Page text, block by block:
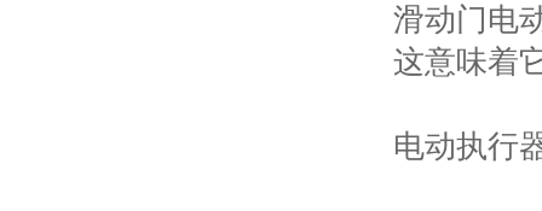
滑动门电
这意味着
电动执行